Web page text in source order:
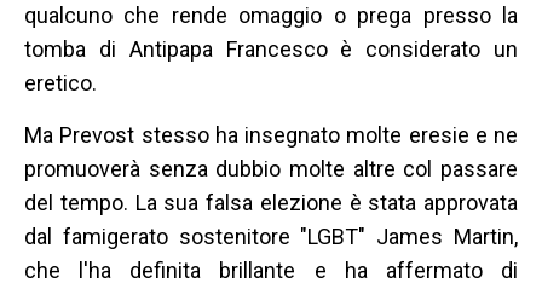
qualcuno che rende omaggio o prega presso la
tomba di Antipapa Francesco è considerato un
eretico.
Ma Prevost stesso ha insegnato molte eresie e ne
promuoverà senza dubbio molte altre col passare
del tempo. La sua falsa elezione è stata approvata
dal famigerato sostenitore "LGBT" James Martin,
che l'ha definita brillante e ha affermato di